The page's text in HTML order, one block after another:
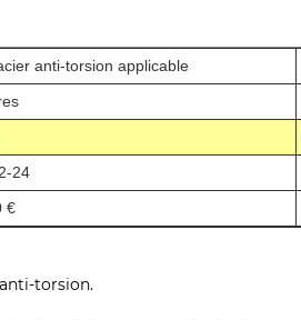
anti-torsion applicable
24
€
torsion.